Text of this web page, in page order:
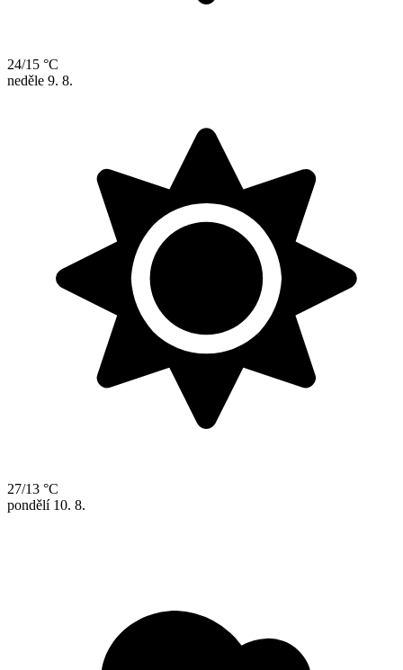
24/15 °C
neděle 9. 8.
27/13 °C
pondělí 10. 8.